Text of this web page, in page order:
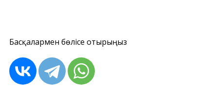
Басқалармен бөлісе отырыңыз